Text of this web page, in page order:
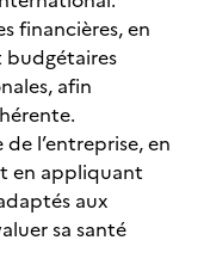
financières, en
afin
l’entreprise, en
en appliquant
aux
sa santé